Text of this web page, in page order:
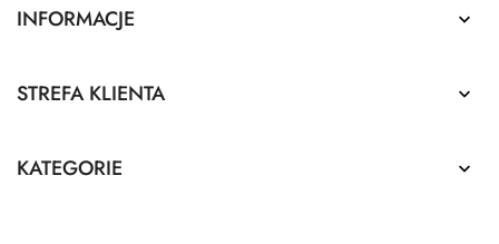
INFORMACJE 
STREFA KLIENTA 
KATEGORIE 